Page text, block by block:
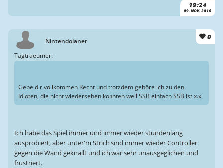
19:24
09. NOV. 2016
Nintendoianer 0
Tagtraeumer:
Gebe dir vollkommen Recht und trotzdem gehöre ich zu den
Idioten, die nicht wiedersehen konnten weil SSB einfach SSB ist x.x
Ich habe das Spiel immer und immer wieder stundenlang
ausprobiert, aber unter'm Strich sind immer wieder Controller
gegen die Wand geknallt und ich war sehr unausgeglichen und
frustriert.